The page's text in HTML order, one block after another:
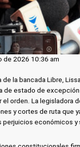
de 2026 10:36 am
de la bancada Libre,
de estado de
orden. La legisladora
y cortes de ruta que
perjuicios económicos